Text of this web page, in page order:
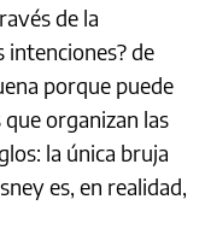
de la
intenciones? de
porque puede
organizan las
la única bruja
es, en realidad,